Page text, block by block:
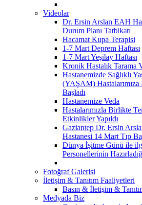
Videolar
Dr. Ersin Arslan EAH
Durum Planı Tatbikatı
Hacamat Kupa Terapisi
1-7 Mart Deprem Haftası
1-7 Mart Yeşilay Haftası
Kronik Hastalık Tarama
Hastanemizde Sağlıklı
(YAŞAM)
Başladı
Hastanemize Veda
Hastalarımızla Birlikte
Etkinlikler Yapıldı
Gaziantep Dr. Ersin
Hastanesi 14 Mart Tıp
Dünya İşitme Günü ile
Personellerinin
Fotoğraf Galerisi
İletişim & Tanıtım Faaliyetleri
Basın & İletişim &
Medyada Biz